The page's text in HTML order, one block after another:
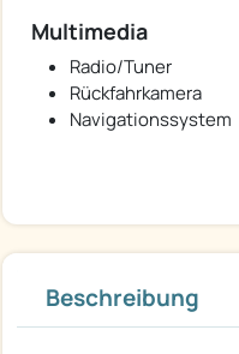
Multimedia
Radio/Tuner
Rückfahrkamera
Navigationssystem
Beschreibung